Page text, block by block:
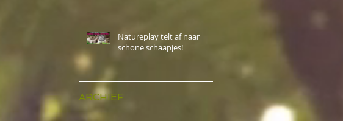
Natureplay telt af naar
schone schaapjes!
ARCHIEF